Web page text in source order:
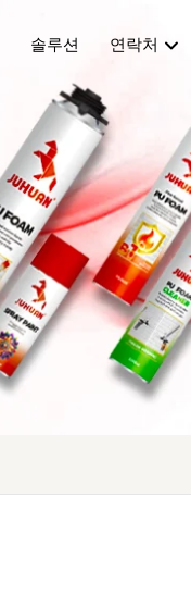
솔루션 연락처